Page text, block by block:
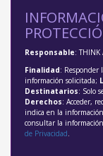
Responsable: THINK
Finalidad: Responder
información solicitada;
Destinatarios: Solo
Derechos: Acceder,
indica en la
consultar la
de Privacidad